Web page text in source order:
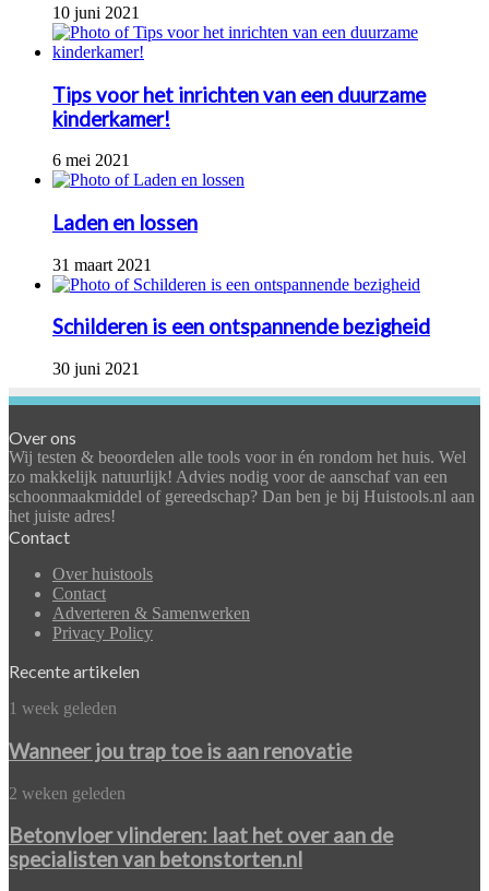
10 juni 2021
Tips voor het inrichten van een duurzame
kinderkamer!
6 mei 2021
Laden en lossen
31 maart 2021
Schilderen is een ontspannende bezigheid
30 juni 2021
Over ons
Wij testen & beoordelen alle tools voor in én rondom het huis. Wel
zo makkelijk natuurlijk! Advies nodig voor de aanschaf van een
schoonmaakmiddel of gereedschap? Dan ben je bij Huistools.nl aan
het juiste adres!
Contact
Over huistools
Contact
Adverteren & Samenwerken
Privacy Policy
Recente artikelen
Wanneer
trap
toe
is
aan
renovatie
1 week geleden
Wanneer jou trap toe is aan renovatie
Betonvloer
laat
het
over
2 weken geleden
Betonvloer vlinderen: laat het over aan de
specialisten van betonstorten.nl